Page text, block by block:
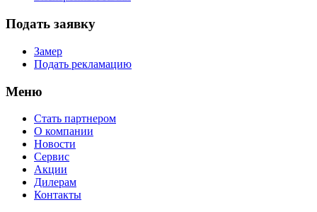
Подать заявку
Замер
Подать рекламацию
Меню
Стать партнером
О компании
Новости
Сервис
Акции
Дилерам
Контакты